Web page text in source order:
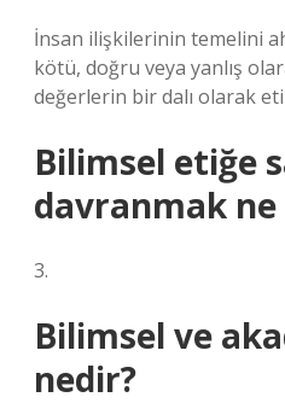
İnsan ilişkilerinin temelini
kötü, doğru veya yanlış
değerlerin bir dalı olarak
Bilimsel etiğe
davranmak
3.
Bilimsel ve
nedir?